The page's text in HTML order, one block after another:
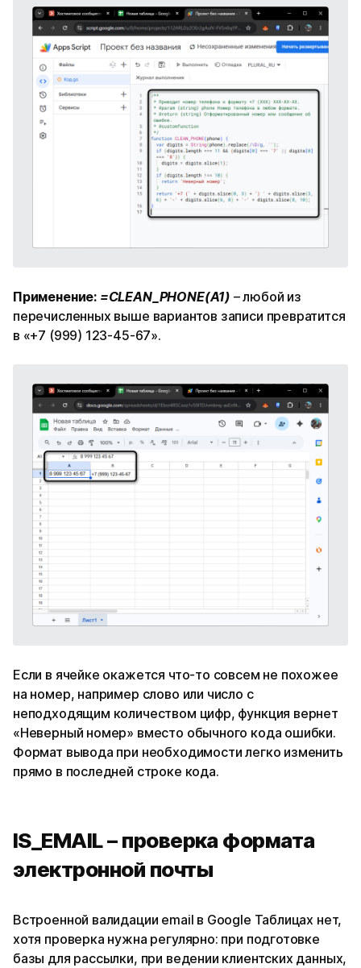
Применение: =CLEAN_PHONE(A1) – любой из
перечисленных выше вариантов записи превратится
в «+7 (999) 123-45-67».
Если в ячейке окажется что-то совсем не похожее
на номер, например слово или число с
неподходящим количеством цифр, функция вернет
«Неверный номер» вместо обычного кода ошибки.
Формат вывода при необходимости легко изменить
прямо в последней строке кода.
IS_EMAIL – проверка формата
электронной почты
Встроенной валидации email в Google Таблицах нет,
хотя проверка нужна регулярно: при подготовке
базы для рассылки, при ведении клиентских данных,